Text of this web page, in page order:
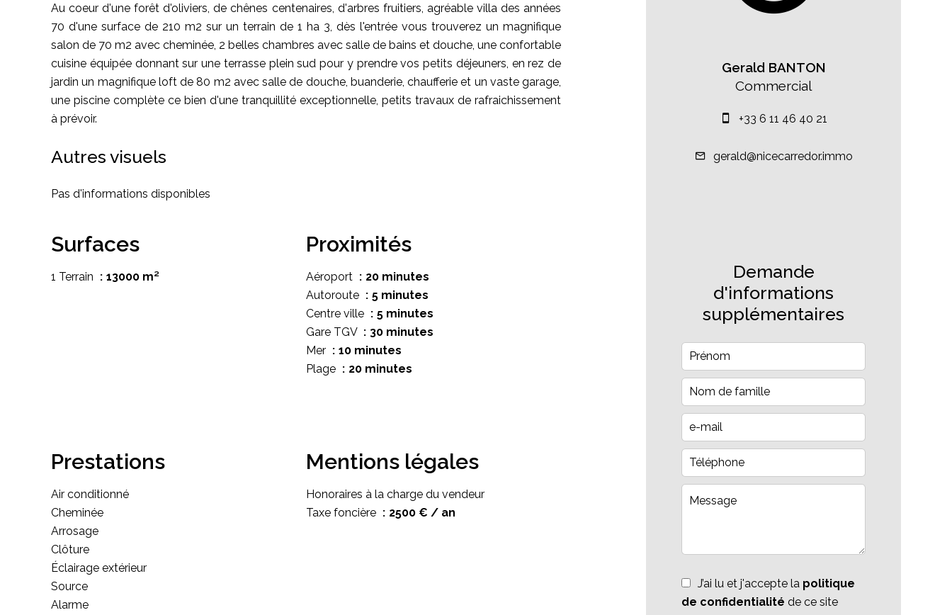
Au coeur d'une forêt d'oliviers, de chênes centenaires, d'arbres fruitiers, agréable villa des années
70 d'une surface de 210 m2 sur un terrain de 1 ha 3, dès l'entrée vous trouverez un magnifique
salon de 70 m2 avec cheminée, 2 belles chambres avec salle de bains et douche, une confortable
cuisine équipée donnant sur une terrasse plein sud pour y prendre vos petits déjeuners, en rez de
jardin un magnifique loft de 80 m2 avec salle de douche, buanderie, chaufferie et un vaste garage,
une piscine complète ce bien d'une tranquillité exceptionnelle, petits travaux de rafraichissement
à prévoir.
Autres visuels
Pas d'informations disponibles
Surfaces
1 Terrain 13000 m²
Proximités
Aéroport
20 minutes
Autoroute
5 minutes
Centre ville
5 minutes
Gare TGV
30 minutes
Mer
10 minutes
Plage
20 minutes
Prestations
Air conditionné
Cheminée
Arrosage
Clôture
Éclairage extérieur
Source
Alarme
Mentions légales
Honoraires à la charge du vendeur
Taxe foncière
2500 € / an
Gerald BANTON
Commercial
+33 6 11 46 40 21
gerald@nicecarredor.immo
Demande
d'informations
supplémentaires
J’ai lu et j'accepte la politique
de confidentialité de ce site